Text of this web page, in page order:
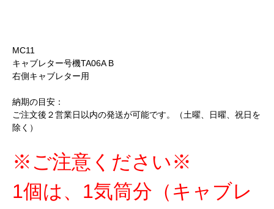
MC11
キャブレター号機TA06A B
右側キャブレター用
納期の目安：
ご注文後２営業日以内の発送が可能です。（土曜、日曜、祝日を
除く）
※ご注意ください※
1個は、1気筒分（キャブレ